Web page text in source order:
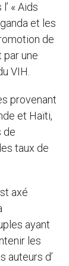
« Aids
et les
de
par une
VIH.
provenant
et Haïti,
de
taux de
axé
ayant
les
auteurs d’